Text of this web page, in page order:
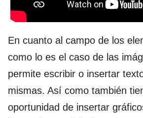
En cuanto al campo de los
como lo es el caso de las
permite escribir o insertar
mismas. Así como también
oportunidad de insertar